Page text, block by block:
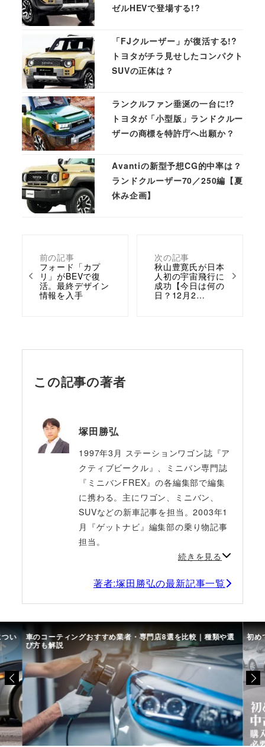
前の記事
フォード「カプ
リ」がBEVで復
活。最終デザイン
情報を入手
次の記事
秋山豊寛氏が日本
人初の宇宙飛行に
成功【今日は何の
日？12月2…
ゼルHEVで登場する!?
「FJクルーザー」が復活する!?
トヨタがチラ見せしたコンパクト
SUVの正体は？
ランクルファン垂涎の一台に!?
トヨタが「小型版」ランドクルー
ザーの商標を特許庁へ出願か？
Avantiの新型予想CG的中率は？
ランドクルーザー70／250編【夏
休み企画】
この記事の著者
塚田勝弘
1997年3月 ステーションワゴン誌『ア
クティブビークル』、ミニバン専門誌
『ミニバンFREX』の各編集部で編集
に携わる。主にワゴン、ミニバン、
SUVなどの新車記事を担当。2003年1
月『ゲットナビ』編集部の乗り物記事
担当。
続きを見る
著者:塚田勝弘の最新記事一覧
い 車のコーティングおすすめ業者・専門店8選を比較｜種類や選
び方も解説
初め